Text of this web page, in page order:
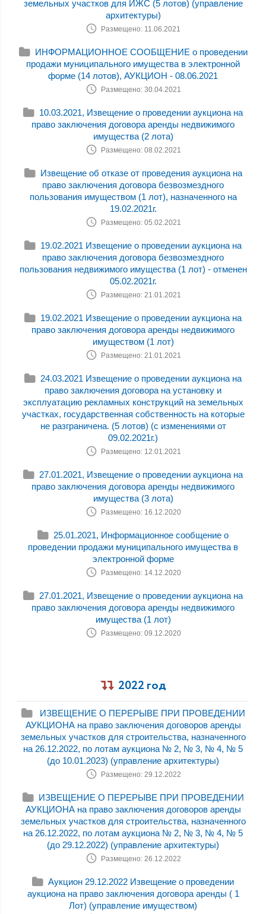
земельных участков для ИЖС (5 лотов) (управление
архитектуры)
Размещено: 11.06.2021
ИНФОРМАЦИОННОЕ СООБЩЕНИЕ о проведении
продажи муниципального имущества в электронной
форме (14 лотов), АУКЦИОН - 08.06.2021
Размещено: 30.04.2021
10.03.2021, Извещение о проведении аукциона на
право заключения договора аренды недвижимого
имущества (2 лота)
Размещено: 08.02.2021
Извещение об отказе от проведения аукциона на
право заключения договора безвозмездного
пользования имуществом (1 лот), назначенного на
19.02.2021г.
Размещено: 05.02.2021
19.02.2021 Извещение о проведении аукциона на
право заключения договора безвозмездного
пользования недвижимого имущества (1 лот) - отменен
05.02.2021г.
Размещено: 21.01.2021
19.02.2021 Извещение о проведении аукциона на
право заключения договора аренды недвижимого
имуществом (1 лот)
Размещено: 21.01.2021
24.03.2021 Извещение о проведении аукциона на
право заключения договора на установку и
эксплуатацию рекламных конструкций на земельных
участках, государственная собственность на которые
не разграничена. (5 лотов) (с изменениями от
09.02.2021г.)
Размещено: 12.01.2021
27.01.2021, Извещение о проведении аукциона на
право заключения договора аренды недвижимого
имущества (3 лота)
Размещено: 16.12.2020
25.01.2021, Информационное сообщение о
проведении продажи муниципального имущества в
электронной форме
Размещено: 14.12.2020
27.01.2021, Извещение о проведении аукциона на
право заключения договора аренды недвижимого
имущества (1 лот)
Размещено: 09.12.2020
2022 год
ИЗВЕЩЕНИЕ О ПЕРЕРЫВЕ ПРИ ПРОВЕДЕНИИ
АУКЦИОНА на право заключения договоров аренды
земельных участков для строительства, назначенного
на 26.12.2022, по лотам аукциона № 2, № 3, № 4, № 5
(до 10.01.2023) (управление архитектуры)
Размещено: 29.12.2022
ИЗВЕЩЕНИЕ О ПЕРЕРЫВЕ ПРИ ПРОВЕДЕНИИ
АУКЦИОНА на право заключения договоров аренды
земельных участков для строительства, назначенного
на 26.12.2022, по лотам аукциона № 2, № 3, № 4, № 5
(до 29.12.2022) (управление архитектуры)
Размещено: 26.12.2022
Аукцион 29.12.2022 Извещение о проведении
аукциона на право заключения договора аренды ( 1
Лот) (управление имуществом)